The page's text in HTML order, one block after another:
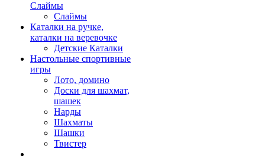
Слаймы
Слаймы
Каталки на ручке,
каталки на веревочке
Детские Каталки
Настольные спортивные
игры
Лото, домино
Доски для шахмат,
шашек
Нарды
Шахматы
Шашки
Твистер